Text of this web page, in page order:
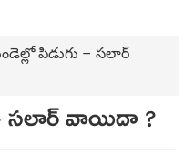
పిడుగు – సలార్
– సలార్ వాయిదా ?